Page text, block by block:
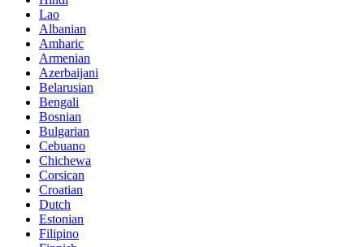
Lao
Albanian
Amharic
Armenian
Azerbaijani
Belarusian
Bengali
Bosnian
Bulgarian
Cebuano
Chichewa
Corsican
Croatian
Dutch
Estonian
Filipino